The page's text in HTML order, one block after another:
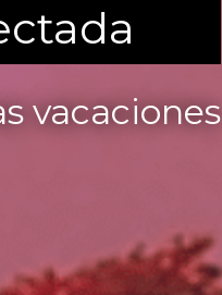
vacaciones